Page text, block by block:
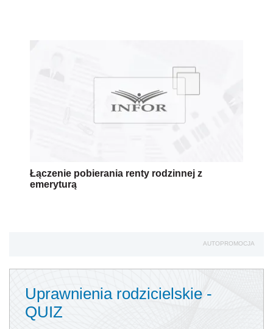
Łączenie pobierania renty rodzinnej z
emeryturą
AUTOPROMOCJA
Uprawnienia rodzicielskie -
QUIZ